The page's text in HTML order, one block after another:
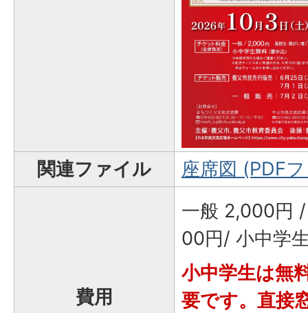
関連ファイル 座席図 (PDF
費用
一般 2,000円
00円/ 小中学
小中学生は無
要です。直接